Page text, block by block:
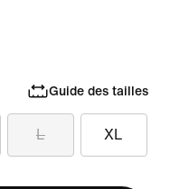
Guide des tailles
L XL